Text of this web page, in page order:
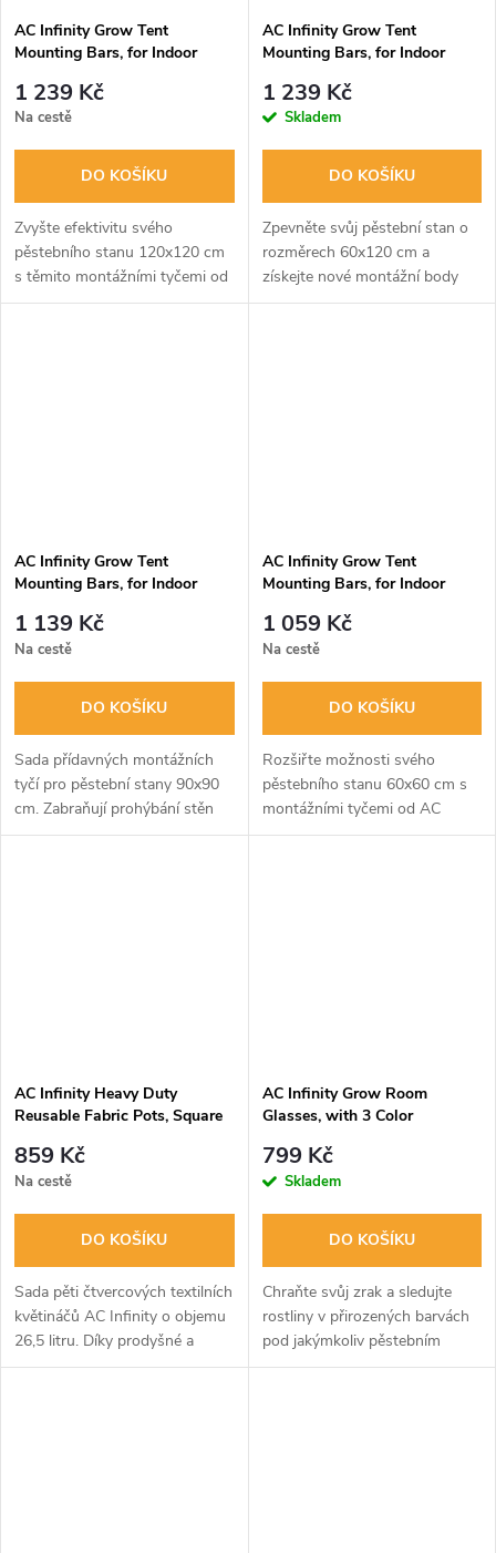
AC Infinity Grow Tent
Mounting Bars, for Indoor
1 239 Kč
Na cestě
DO KOŠÍKU
Zvyšte efektivitu svého
pěstebního stanu 120x120 cm
s těmito montážními tyčemi od
AC Infinity. Zabraňují vtahování
AC Infinity Grow Tent
Mounting Bars, for Indoor
1 239 Kč
Skladem
DO KOŠÍKU
Zpevněte svůj pěstební stan o
rozměrech 60x120 cm a
získejte nové montážní body
pro vaše vybavení. Tyto
AC Infinity Grow Tent
Mounting Bars, for Indoor
1 139 Kč
Na cestě
DO KOŠÍKU
Sada přídavných montážních
tyčí pro pěstební stany 90x90
cm. Zabraňují prohýbání stěn
stanu a umožňují bezpečné
AC Infinity Grow Tent
Mounting Bars, for Indoor
1 059 Kč
Na cestě
DO KOŠÍKU
Rozšiřte možnosti svého
pěstebního stanu 60x60 cm s
montážními tyčemi od AC
Infinity. Tato sada 4 ocelových
AC Infinity Heavy Duty
Reusable Fabric Pots, Square
859 Kč
Na cestě
DO KOŠÍKU
Sada pěti čtvercových textilních
květináčů AC Infinity o objemu
26,5 litru. Díky prodyšné a
odolné textilii podporují zdravý
AC Infinity Grow Room
Glasses, with 3 Color
799 Kč
Skladem
DO KOŠÍKU
Chraňte svůj zrak a sledujte
rostliny v přirozených barvách
pod jakýmkoliv pěstebním
světlem. Brýle AC Infinity s